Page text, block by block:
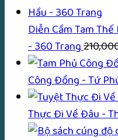
Diễn Cầm Tam
- 360 Trang
Công Đồng - Tứ
Thực Đi Về Đâu -